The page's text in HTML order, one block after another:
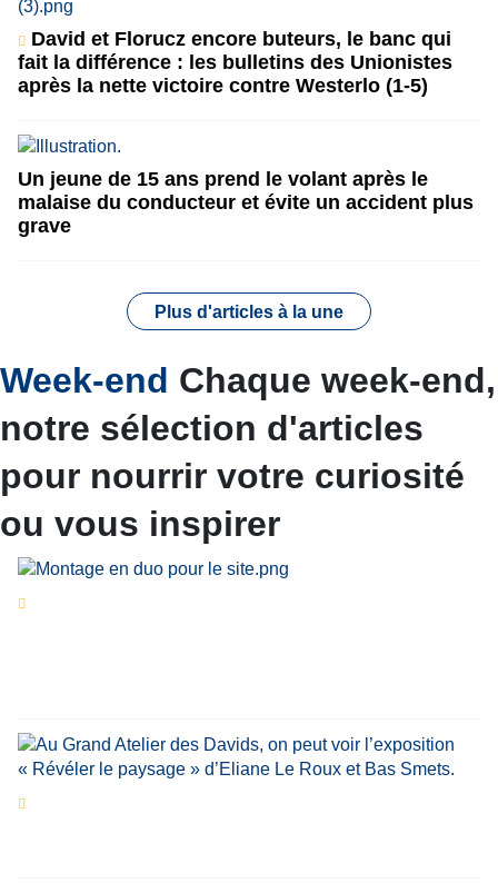
David et Florucz encore buteurs, le banc qui
fait la différence : les bulletins des Unionistes
après la nette victoire contre Westerlo (1-5)
Un jeune de 15 ans prend le volant après le
malaise du conducteur et évite un accident plus
grave
Plus d'articles à la une
Week-end Chaque week-end,
notre sélection d'articles
pour nourrir votre curiosité
ou vous inspirer